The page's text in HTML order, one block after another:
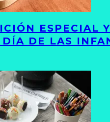
ESPECIAL
DE LAS